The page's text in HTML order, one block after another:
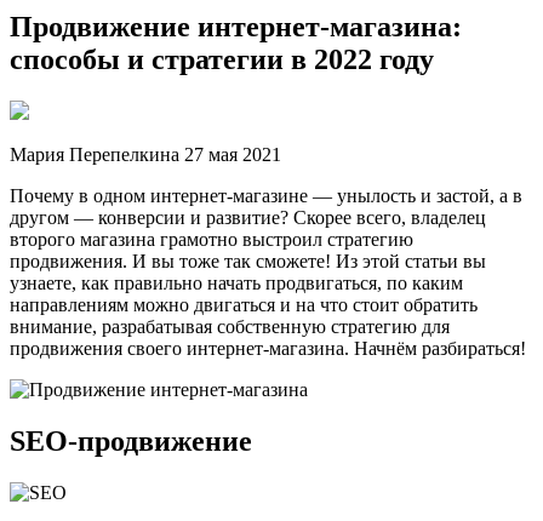
Продвижение интернет-магазина:
способы и стратегии в 2022 году
Мария Перепелкина 27 мая 2021
Почему в одном интернет-магазине — унылость и застой, а в
другом — конверсии и развитие? Скорее всего, владелец
второго магазина грамотно выстроил стратегию
продвижения. И вы тоже так сможете! Из этой статьи вы
узнаете, как правильно начать продвигаться, по каким
направлениям можно двигаться и на что стоит обратить
внимание, разрабатывая собственную стратегию для
продвижения своего интернет-магазина. Начнём разбираться!
SEO-продвижение